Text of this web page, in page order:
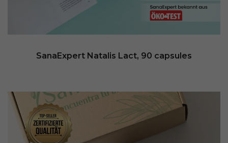
SanaExpert Natalis Lact, 90 capsules